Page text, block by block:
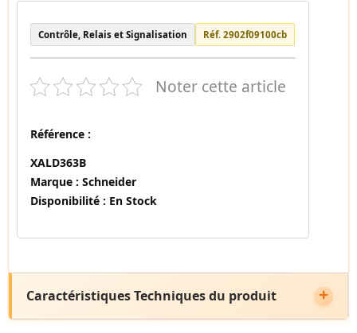
Contrôle, Relais et Signalisation Réf. 2902f09100cb
Noter cette article
Référence :
XALD363B
Marque : Schneider
Disponibilité : En Stock
Caractéristiques Techniques du produit